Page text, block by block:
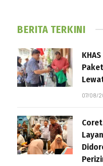
BERITA TERKINI
07/08/